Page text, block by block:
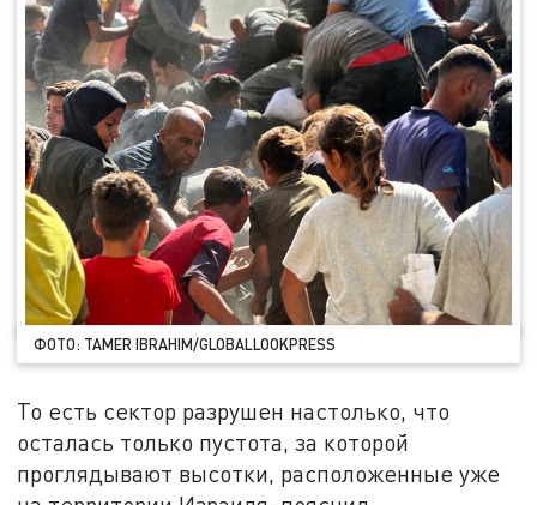
ФОТО: TAMER IBRAHIM/GLOBALLOOKPRESS
То есть сектор разрушен настолько, что
осталась только пустота, за которой
проглядывают высотки, расположенные уже